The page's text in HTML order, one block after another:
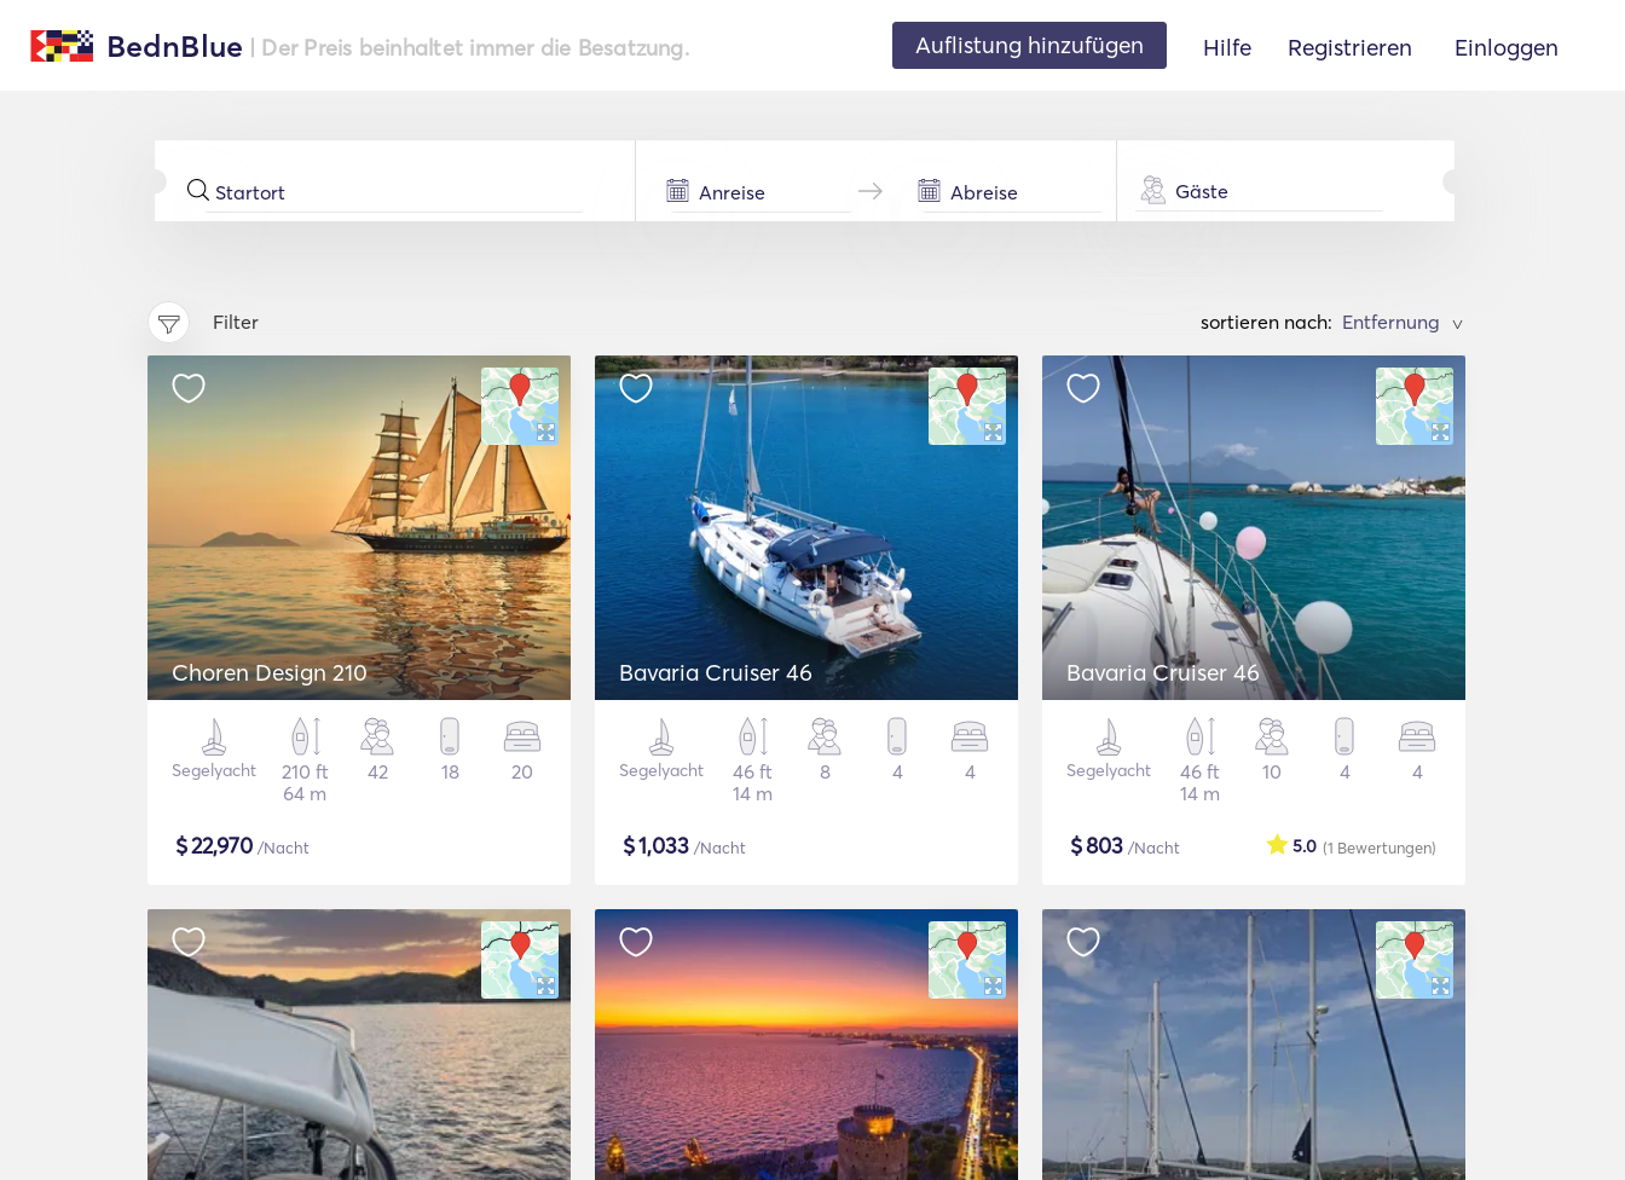
BednBlue | Der Preis beinhaltet immer die Besatzung. Auflistung hinzufügen Hilfe Registrieren Einloggen
Gäste
Filter sortieren nach: >
Choren Design 210
Segelyacht
210 ft
64 m
42 18 20
$22,970 /Nacht
Bavaria Cruiser 46
Segelyacht
46 ft
14 m
8 4 4
$1,033 /Nacht
Bavaria Cruiser 46
Segelyacht
46 ft
14 m
10 4 4
$803 /Nacht (1 Bewertungen)
5.0